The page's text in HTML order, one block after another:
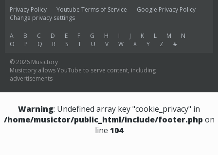
Privacy Policy Youtube Terms of Service
Google Privacy Policy
Change privacy settings
A B C D E F G H I J K L M
N
O
P Q R S T U V W X Y Z #
© 2026 Musictory
Musictory allows YouTube to serve content, including
advertisements
Warning: Undefined array key "cookie_privacy" in
/home/musictor/public_html/include/footer.php on
line 104